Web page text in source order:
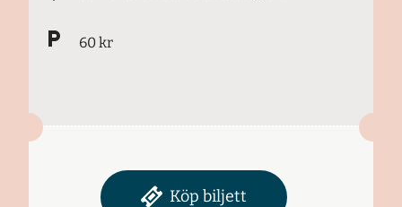
60 kr
Köp biljett